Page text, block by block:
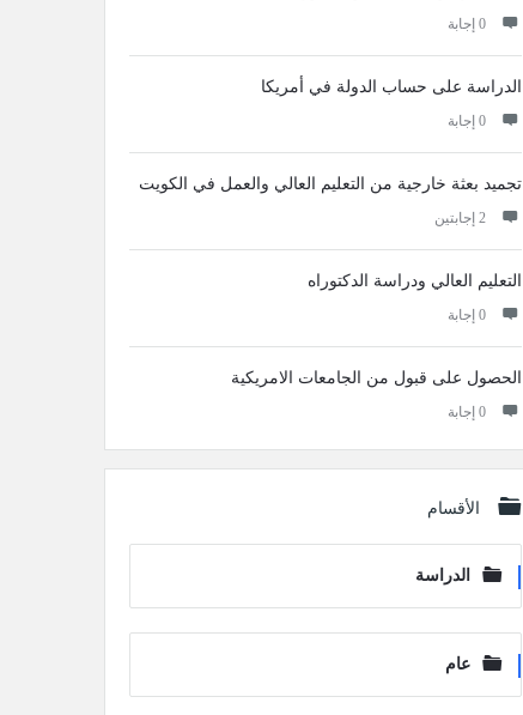
‫0 إجابة
الدراسة على حساب الدولة في أمريكا
‫0 إجابة
تجميد بعثة خارجية من التعليم العالي والعمل في الكويت
‫2 إجابتين
التعليم العالي ودراسة الدكتوراه
‫0 إجابة
الحصول على قبول من الجامعات الامريكية
‫0 إجابة
الأقسام
الدراسة
عام